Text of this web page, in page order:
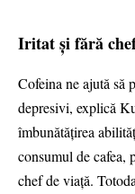
Iritat și fără
Cofeina ne ajută să
depresivi, explică
îmbunătăţirea
consumul de cafea,
chef de viaţă.